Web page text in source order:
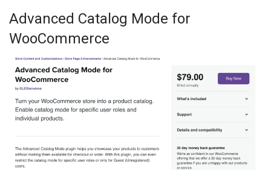
Advanced Catalog Mode for
WooCommerce